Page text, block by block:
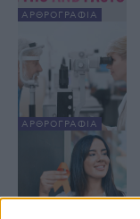
ΑΡΘΡΟΓΡΑΦΊΑ
ΑΡΘΡΟΓΡΑΦΊΑ